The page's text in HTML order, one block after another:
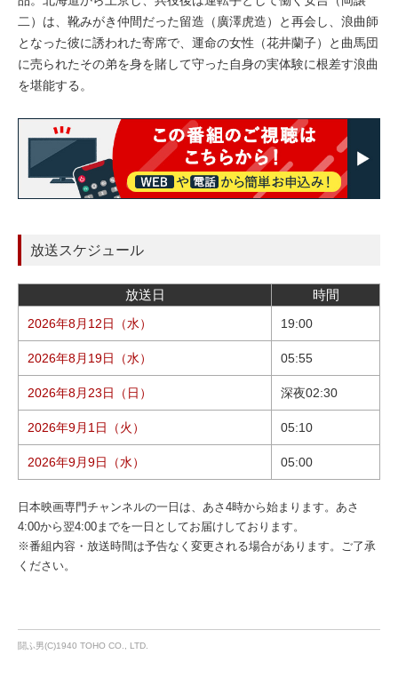
二）は、靴みがき仲間だった留造（廣澤虎造）と再会し、浪曲師
となった彼に誘われた寄席で、運命の女性（花井蘭子）と曲馬団
に売られたその弟を身を賭して守った自身の実体験に根差す浪曲
を堪能する。
放送スケジュール
放送日 時間
2026年8月12日（水） 19:00
2026年8月19日（水） 05:55
2026年8月23日（日） 深夜02:30
2026年9月1日（火） 05:10
2026年9月9日（水） 05:00
日本映画専門チャンネルの一日は、あさ4時から始まります。あさ
4:00から翌4:00までを一日としてお届けしております。
※番組内容・放送時間は予告なく変更される場合があります。ご了承
ください。
闘ふ男(C)1940 TOHO CO., LTD.